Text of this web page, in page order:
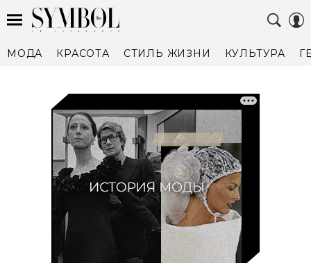
МОДА КРАСОТА СТИЛЬ ЖИЗНИ КУЛЬТУРА